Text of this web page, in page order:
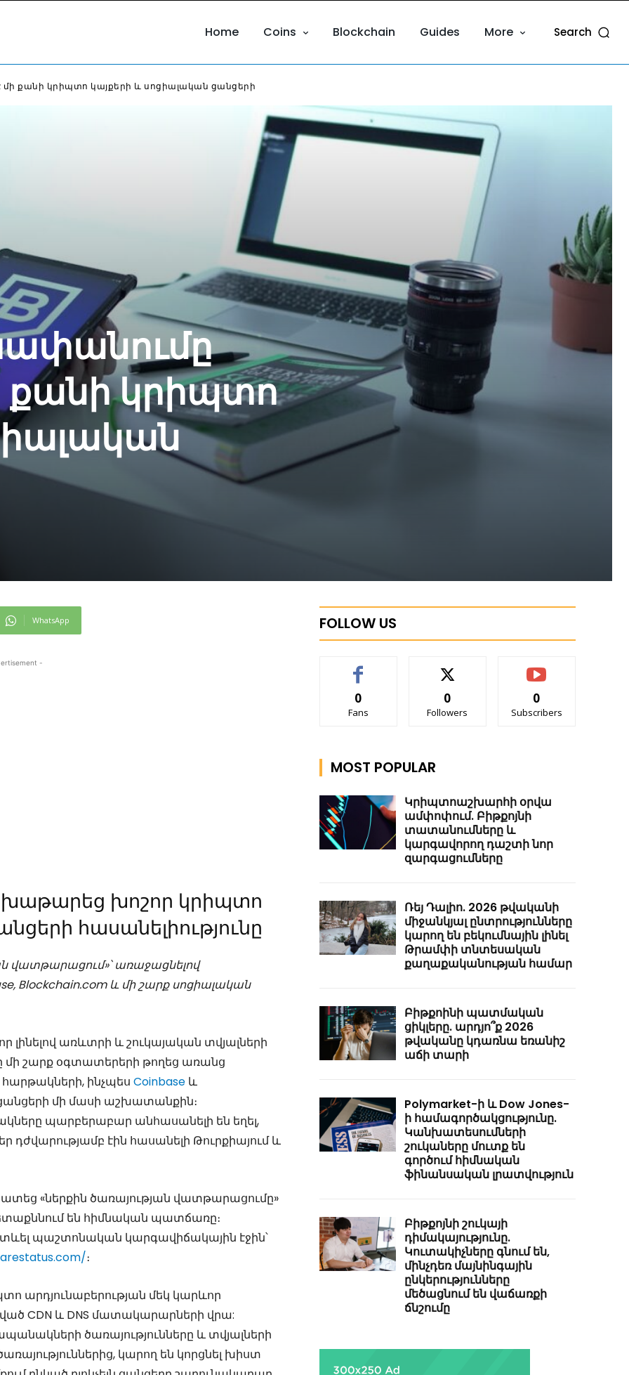
Home Coins Blockchain Guides More Search
քանի կրիպտո կայքերի և սոցիալական ցանցերի
քանի կրիպտո
WhatsApp
-
խոշոր կրիպտո
հասանելիությունը
վատթարացում»՝ առաջացնելով
Blockchain.com և մի շարք սոցիալական
առևտրի և շուկայական տվյալների
շարք օգտատերերի թողեց առանց
ինչպես Coinbase և
մի մասի աշխատանքին։
պարբերաբար անհասանելի են եղել,
դժվարությամբ էին հասանելի Թուրքիայում և
«ներքին ծառայության վատթարացումը»
են հիմնական պատճառը։
պաշտոնական կարգավիճակային էջին՝
։
արդյունաբերության մեկ կարևոր
CDN և DNS մատակարարների վրա:
ծառայությունները և տվյալների
կարող են կորցնել խիստ
FOLLOW US
0
Fans
0
Followers
0
Subscribers
MOST POPULAR
Կրիպտոաշխարհի օրվա
ամփոփում. Բիթքոյնի
տատանումները և
կարգավորող դաշտի նոր
զարգացումները
Ռեյ Դալիո. 2026 թվականի
միջանկյալ ընտրությունները
կարող են բեկումնային լինել
Թրամփի տնտեսական
քաղաքականության համար
Բիթքոինի պատմական
ցիկլերը. արդյո՞ք 2026
թվականը կդառնա եռանիշ
աճի տարի
Polymarket-ի և Dow Jones-
ի համագործակցությունը.
Կանխատեսումների
շուկաները մուտք են
գործում հիմնական
ֆինանսական լրատվություն
Բիթքոյնի շուկայի
դիմակայությունը.
Կուտակիչները գնում են,
մինչդեռ մայնինգային
ընկերությունները
մեծացնում են վաճառքի
ճնշումը